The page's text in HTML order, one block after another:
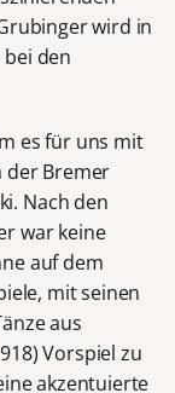
wird in
den
es für uns mit
der Bremer
Nach den
war keine
auf dem
mit seinen
aus
Vorspiel zu
akzentuierte